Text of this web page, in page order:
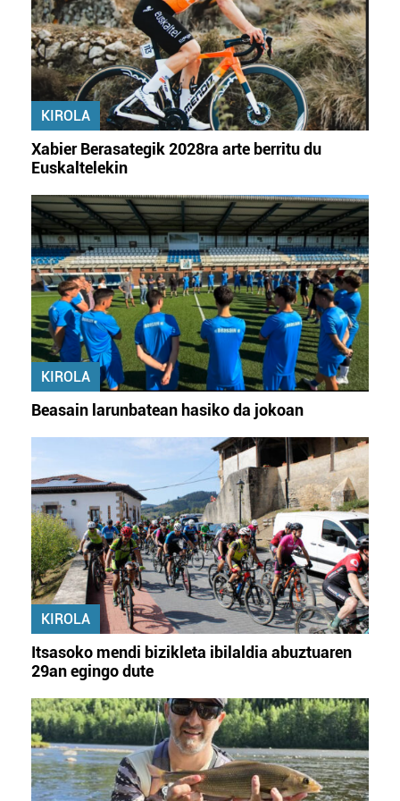
zerbitzuak hobetzeko asmoz, cookie teknologiaz
baliatzen gara. Ohar hau onartuz gero, teknologia hori
erabiltzeko baimen esplizitua ematen diguzu.Gehiago
irakurri
KIROLA
Xabier Berasategik 2028ra arte berritu du
Euskaltelekin
KIROLA
Beasain larunbatean hasiko da jokoan
KIROLA
Itsasoko mendi bizikleta ibilaldia abuztuaren
29an egingo dute